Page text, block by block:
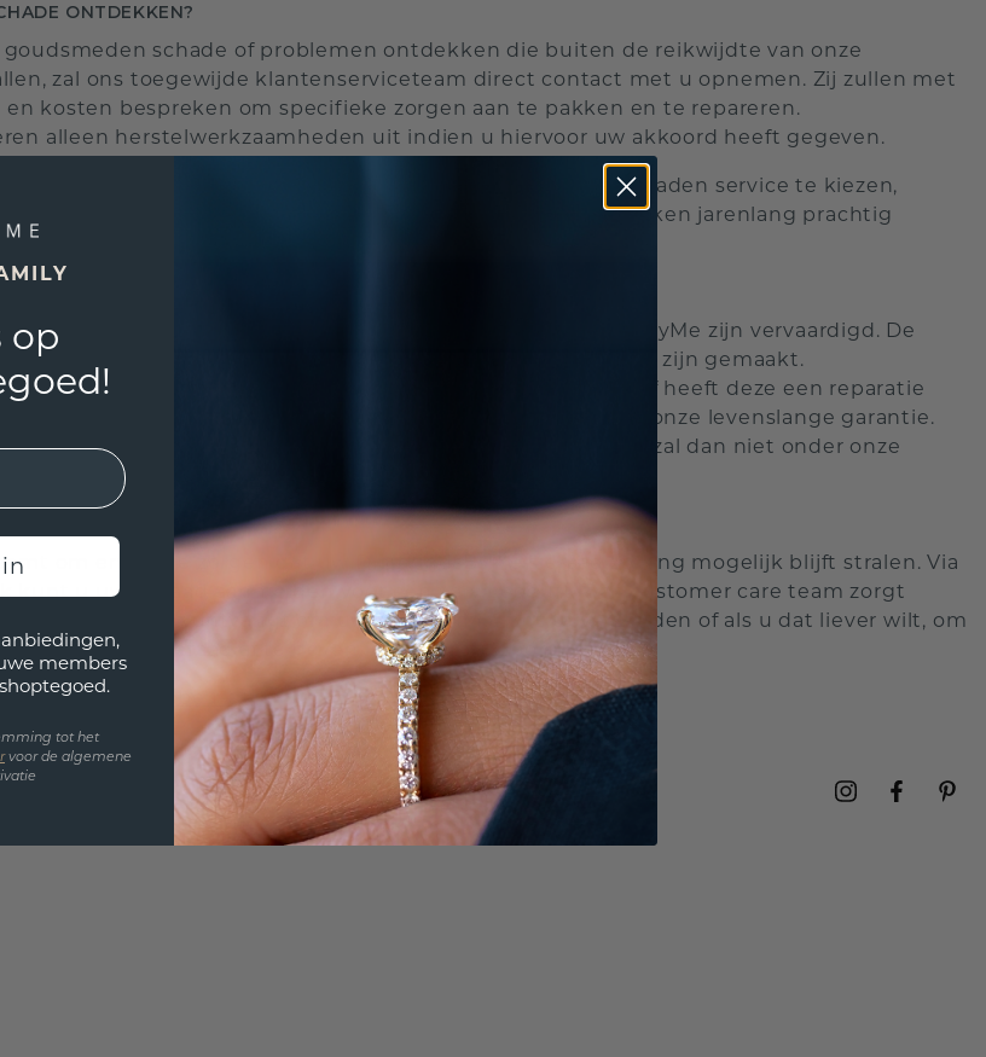
ONTDEKKEN?
goudsmeden schade of problemen ontdekken die buiten de reikwijdte van onze
zal ons toegewijde klantenserviceteam direct contact met u opnemen. Zij zullen met
kosten bespreken om specifieke zorgen aan te pakken en te repareren.
alleen herstelwerkzaamheden uit indien u hiervoor uw akkoord heeft gegeven.
uw unieke stijl en dierbare momenten. Door onze sieraden service te kiezen,
stap om ervoor te zorgen dat uw gekoesterde stukken jarenlang prachtig
onderhoudsbeurt alleen uit op sieraden die door DiamondsByMe zijn vervaardigd. De
garantie kunnen geven op sieraden die door andere partijen zijn gemaakt.
sieraad door een andere goudsmid laten aanpassen of heeft deze een reparatie
wens is gegaan? Helaas heeft u dan geen recht meer op onze levenslange garantie.
graag voor u of we het sieraad kunnen herstellen, maar dit zal dan niet onder onze
om ervoor te zorgen dat uw DiamondsByMe sieraad zo lang mogelijk blijft stralen. Via
kunt u uw sieraad aanmelden voor een servicebeurt. Ons customer care team zorgt
informatie ontvangt om uw sieraad naar ons te verzenden of als u dat liever wilt, om
om het sieraad af te geven in onze showroom.
onderhoudsbeurt
ONS OP INSTAGRAM
op
members
tot het
rvoor de algemene